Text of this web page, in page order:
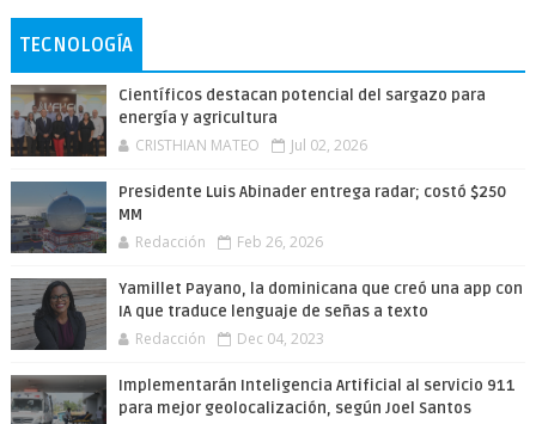
TECNOLOGÍA
Científicos destacan potencial del sargazo para
energía y agricultura
CRISTHIAN MATEO Jul 02, 2026
Presidente Luis Abinader entrega radar; costó $250
MM
Redacción Feb 26, 2026
Yamillet Payano, la dominicana que creó una app con
IA que traduce lenguaje de señas a texto
Redacción Dec 04, 2023
Implementarán Inteligencia Artificial al servicio 911
para mejor geolocalización, según Joel Santos